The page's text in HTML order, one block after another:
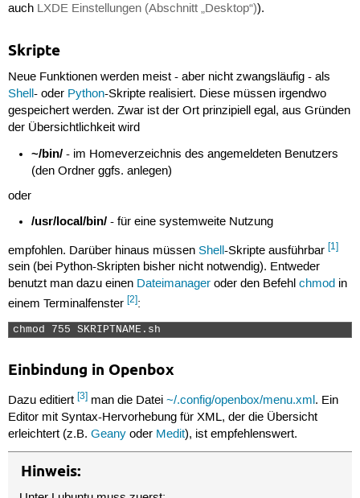
auch LXDE Einstellungen (Abschnitt „Desktop“)).
Skripte
Neue Funktionen werden meist - aber nicht zwangsläufig - als
Shell- oder Python-Skripte realisiert. Diese müssen irgendwo
gespeichert werden. Zwar ist der Ort prinzipiell egal, aus Gründen
der Übersichtlichkeit wird
~/bin/ - im Homeverzeichnis des angemeldeten Benutzers
(den Ordner ggfs. anlegen)
oder
/usr/local/bin/ - für eine systemweite Nutzung
empfohlen. Darüber hinaus müssen Shell -Skripte ausführbar [1]
sein (bei Python-Skripten bisher nicht notwendig). Entweder
benutzt man dazu einen Dateimanageroder den Befehl chmodin
einem Terminalfenster [2]:
chmod 755 SKRIPTNAME.sh
Einbindung in Openbox
Dazu editiert [3]man die Datei ~/.config/openbox/menu.xml. Ein
Editor mit Syntax-Hervorhebung für XML, der die Übersicht
erleichtert (z.B. Geanyoder Medit), ist empfehlenswert.
Hinweis: